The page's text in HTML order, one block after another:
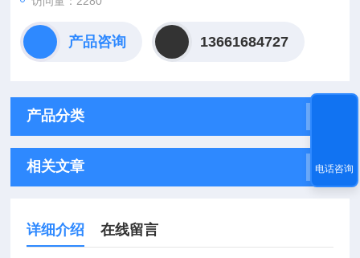
产品咨询 13661684727
产品分类
相关文章
详细介绍 在线留言
电话咨询